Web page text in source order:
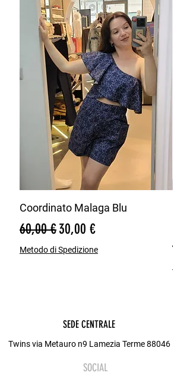
Coordinato Malaga Blu
Prezzo regolare
60,00 €Prezzo scontato
30,00 €
Metodo di Spedizione
SEDE CENTRALE
Twins via Metauro n9 Lamezia Terme 88046
SOCIAL